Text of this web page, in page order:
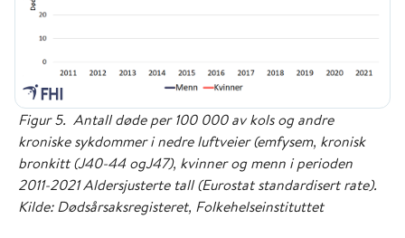
Figur 5. Antall døde per 100 000 av kols og andre
kroniske sykdommer i nedre luftveier (emfysem, kronisk
bronkitt (J40-44 ogJ47), kvinner og menn i perioden
2011-2021 Aldersjusterte tall (Eurostat standardisert rate).
Kilde: Dødsårsaksregisteret, Folkehelseinstituttet